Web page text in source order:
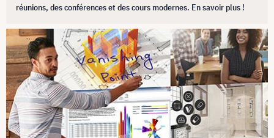
réunions, des conférences et des cours modernes. En savoir plus !